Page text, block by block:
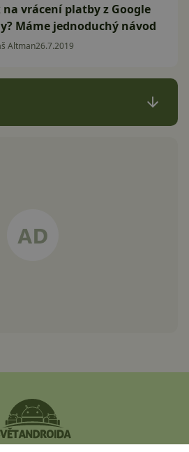
na vrácení platby z Google
Máme jednoduchý návod
Altman26.7.2019